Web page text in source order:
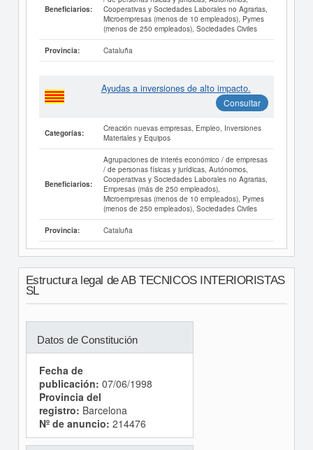
Beneficiarios:
Cooperativas y Sociedades Laborales no Agrarias,
Microempresas (menos de 10 empleados), Pymes
(menos de 250 empleados), Sociedades Civiles
Provincia: Cataluña
Ayudas a inversiones de alto impacto.
Consultar
Categorías:
Creación nuevas empresas, Empleo, Inversiones
Materiales y Equipos
Beneficiarios:
Agrupaciones de interés económico / de empresas
/ de personas físicas y jurídicas, Autónomos,
Cooperativas y Sociedades Laborales no Agrarias,
Empresas (más de 250 empleados),
Microempresas (menos de 10 empleados), Pymes
(menos de 250 empleados), Sociedades Civiles
Provincia: Cataluña
Estructura legal de AB TECNICOS INTERIORISTAS
SL
Datos de Constitución
Fecha de
publicación: 07/06/1998
Provincia del
registro: Barcelona
Nº de anuncio: 214476